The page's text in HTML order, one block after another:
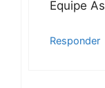
Equipe
Responder